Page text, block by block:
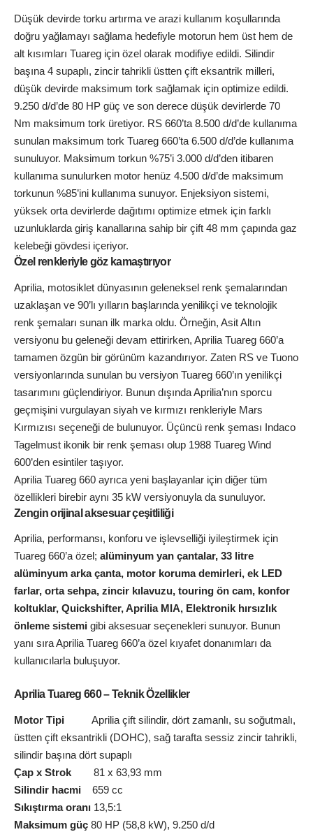
Düşük devirde torku artırma ve arazi kullanım koşullarında
doğru yağlamayı sağlama hedefiyle motorun hem üst hem de
alt kısımları Tuareg için özel olarak modifiye edildi. Silindir
başına 4 supaplı, zincir tahrikli üstten çift eksantrik milleri,
düşük devirde maksimum tork sağlamak için optimize edildi.
9.250 d/d’de 80 HP güç ve son derece düşük devirlerde 70
Nm maksimum tork üretiyor. RS 660’ta 8.500 d/d’de kullanıma
sunulan maksimum tork Tuareg 660’ta 6.500 d/d’de kullanıma
sunuluyor. Maksimum torkun %75’i 3.000 d/d’den itibaren
kullanıma sunulurken motor henüz 4.500 d/d’de maksimum
torkunun %85’ini kullanıma sunuyor. Enjeksiyon sistemi,
yüksek orta devirlerde dağıtımı optimize etmek için farklı
uzunluklarda giriş kanallarına sahip bir çift 48 mm çapında gaz
kelebeği gövdesi içeriyor.
Özel renkleriyle göz kamaştırıyor
Aprilia, motosiklet dünyasının geleneksel renk şemalarından
uzaklaşan ve 90’lı yılların başlarında yenilikçi ve teknolojik
renk şemaları sunan ilk marka oldu. Örneğin, Asit Altın
versiyonu bu geleneği devam ettirirken, Aprilia Tuareg 660’a
tamamen özgün bir görünüm kazandırıyor. Zaten RS ve Tuono
versiyonlarında sunulan bu versiyon Tuareg 660’ın yenilikçi
tasarımını güçlendiriyor. Bunun dışında Aprilia’nın sporcu
geçmişini vurgulayan siyah ve kırmızı renkleriyle Mars
Kırmızısı seçeneği de bulunuyor. Üçüncü renk şeması Indaco
Tagelmust ikonik bir renk şeması olup 1988 Tuareg Wind
600’den esintiler taşıyor.
Aprilia Tuareg 660 ayrıca yeni başlayanlar için diğer tüm
özellikleri birebir aynı 35 kW versiyonuyla da sunuluyor.
Zengin orijinal aksesuar çeşitliliği
Aprilia, performansı, konforu ve işlevselliği iyileştirmek için
Tuareg 660’a özel; alüminyum yan çantalar, 33 litre
alüminyum arka çanta, motor koruma demirleri, ek LED
farlar, orta sehpa, zincir kılavuzu, touring ön cam, konfor
koltuklar, Quickshifter, Aprilia MIA, Elektronik hırsızlık
önleme sistemi gibi aksesuar seçenekleri sunuyor. Bunun
yanı sıra Aprilia Tuareg 660’a özel kıyafet donanımları da
kullanıcılarla buluşuyor.
Aprilia Tuareg 660 – Teknik Özellikler
Motor Tipi Aprilia çift silindir, dört zamanlı, su soğutmalı,
üstten çift eksantrikli (DOHC), sağ tarafta sessiz zincir tahrikli,
silindir başına dört supaplı
Çap x Strok 81 x 63,93 mm
Silindir hacmi 659 cc
Sıkıştırma oranı 13,5:1
Maksimum güç 80 HP (58,8 kW), 9.250 d/d